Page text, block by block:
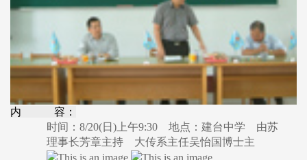
内 容：
时间：8/20(日)上午9:30 地点：建台中学 由苏
理事长芳章主持 大传系主任吴怡国博士主